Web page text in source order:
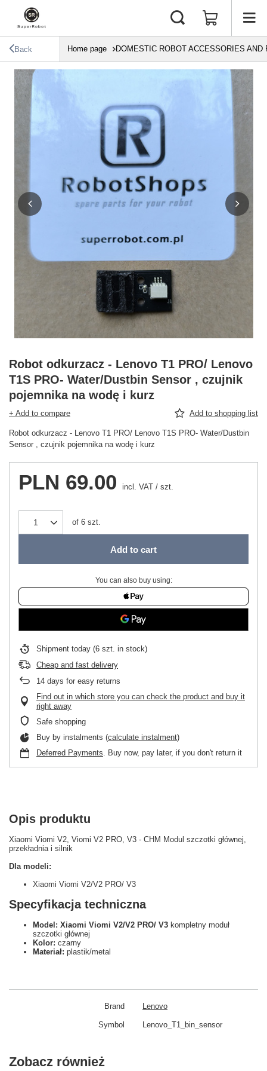
Back Home page DOMESTIC ROBOT ACCESSORIES AND
Robot odkurzacz - Lenovo T1 PRO/ Lenovo
T1S PRO- Water/Dustbin Sensor , czujnik
pojemnika na wodę i kurz
+ Add to compare Add to shopping list
Robot odkurzacz - Lenovo T1 PRO/ Lenovo T1S PRO- Water/Dustbin
Sensor , czujnik pojemnika na wodę i kurz
PLN 69.00 incl. VAT / szt.
of 6 szt.
Add to cart
You can also buy using:
Shipment today (6 szt. in stock)
Cheap and fast delivery
14 days for easy returns
Find out in which store you can check the product and buy it
right away
Safe shopping
Buy by instalments (calculate instalment)
Deferred Payments. Buy now, pay later, if you don't return it
Opis produktu
Xiaomi Viomi V2, Viomi V2 PRO, V3 - CHM Modul szczotki głównej,
przekładnia i silnik
Dla modeli:
Xiaomi Viomi V2/V2 PRO/ V3
Specyfikacja techniczna
Model: Xiaomi Viomi V2/V2 PRO/ V3 kompletny moduł
szczotki głównej
Kolor: czarny
Materiał: plastik/metal
Brand Lenovo
Symbol Lenovo_T1_bin_sensor
Zobacz również